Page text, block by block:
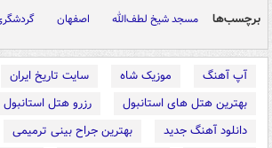
برچسب‌ها مسجد شیخ لطف‌الله اصفهان
آپ آهنگ موزیک شاه
سایت تاریخ ایران
بهترین هتل های استانبول
رزرو هتل استانبول
دانلود آهنگ جدید
بهترین جراح بینی ترمیمی